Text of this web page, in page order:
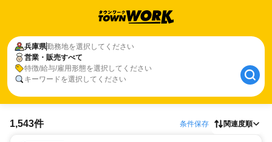
兵庫県勤務地を選択してください
営業・販売すべて
特徴/給与/雇用形態を選択してください
キーワードを選択してください
1,543件 条件保存 関連度順